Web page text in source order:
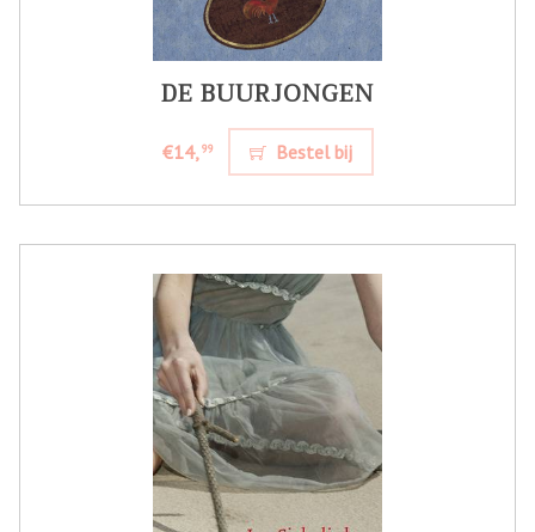
DE BUURJONGEN
€14,99 Bestel bij